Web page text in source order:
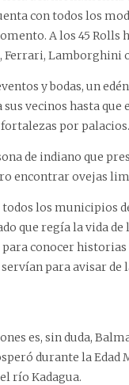
con todos los
A los 45 Rolls
Lamborghini
y bodas, un
vecinos hasta que
por palacios.
de indiano que
encontrar ovejas
los municipios
que regía la vida
para conocer
para avisar
es, sin duda,
durante la
río Kadagua.